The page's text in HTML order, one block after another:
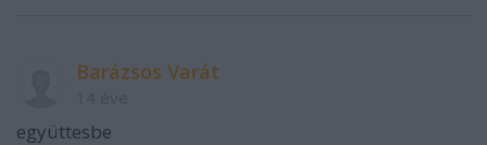
Barázsos Varát
együttesbe